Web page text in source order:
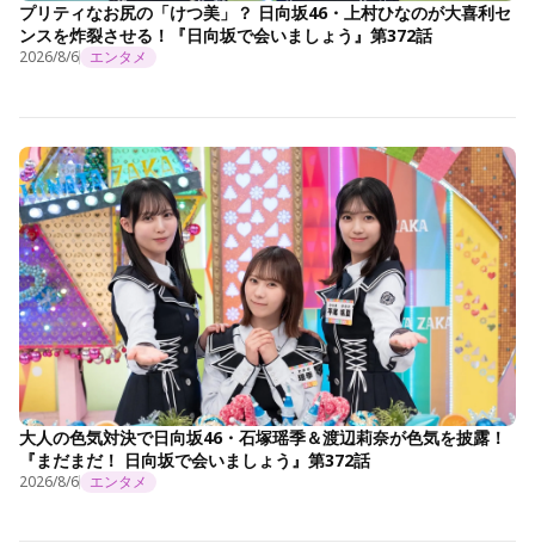
プリティなお尻の「けつ美」？ 日向坂46・上村ひなのが大喜利セ
ンスを炸裂させる！『日向坂で会いましょう』第372話
2026/8/6 エンタメ
大人の色気対決で日向坂46・石塚瑶季＆渡辺莉奈が色気を披露！
『まだまだ！ 日向坂で会いましょう』第372話
2026/8/6 エンタメ